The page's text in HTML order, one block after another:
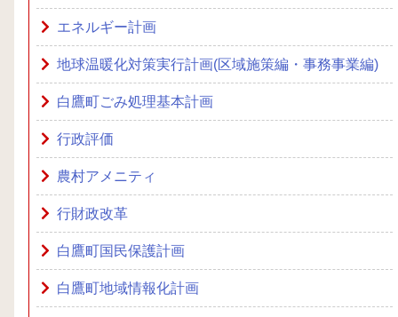
エネルギー計画
地球温暖化対策実行計画(区域施策編・事務事業編)
白鷹町ごみ処理基本計画
行政評価
農村アメニティ
行財政改革
白鷹町国民保護計画
白鷹町地域情報化計画